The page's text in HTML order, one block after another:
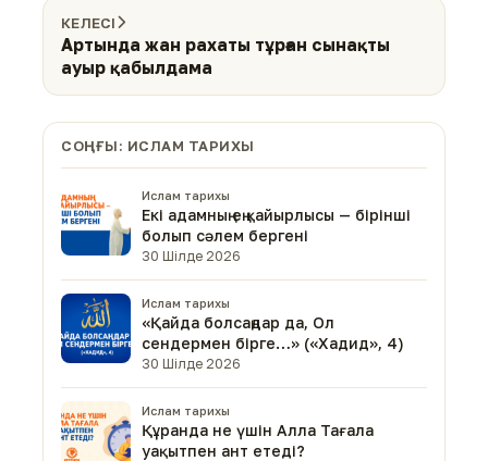
КЕЛЕСІ
Артында жан рахаты тұрған сынақты
ауыр қабылдама
СОҢҒЫ: ИСЛАМ ТАРИХЫ
Ислам тарихы
Екі адамның ең қайырлысы — бірінші
болып сәлем бергені
30 Шілде 2026
Ислам тарихы
«Қайда болсаңдар да, Ол
сендермен бірге…» («Хадид», 4)
30 Шілде 2026
Ислам тарихы
Құранда не үшін Алла Тағала
уақытпен ант етеді?